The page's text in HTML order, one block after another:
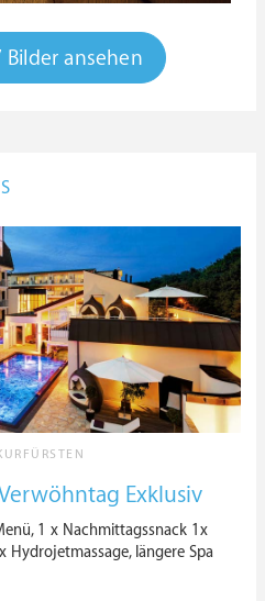
Bilder ansehen
Exklusiv
1 x Nachmittagssnack 1x
Hydrojetmassage, längere Spa